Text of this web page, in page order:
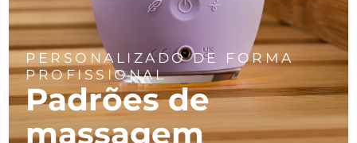
PERSONALIZADO DE FORMA
PROFISSIONAL
Padrões de
massagem